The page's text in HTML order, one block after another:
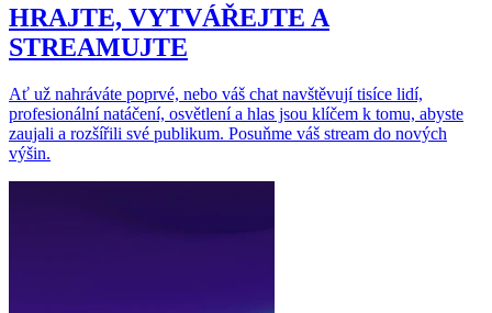
HRAJTE, VYTVÁŘEJTE A
STREAMUJTE
Ať už nahráváte poprvé, nebo váš chat navštěvují tisíce lidí,
profesionální natáčení, osvětlení a hlas jsou klíčem k tomu, abyste
zaujali a rozšířili své publikum. Posuňme váš stream do nových
výšin.